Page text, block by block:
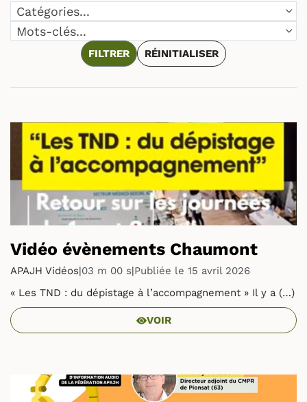
Catégories
Catégories...
Mots-clés
Mots-clés...
FILTRER RÉINITIALISER
Vidéo évènements Chaumont
APAJH Vidéos|03 m 00 s|Publiée le 15 avril 2026
« Les TND : du dépistage à l’accompagnement » Il y a (…)
VOIR